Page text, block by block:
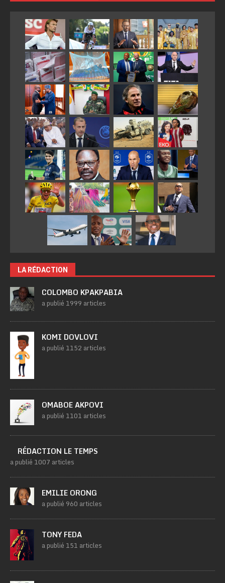
LA RÉDACTION
COLOMBO KPAKPABIA
a publié 1999 articles
KOMI DOVLOVI
a publié 1152 articles
OMABOE AKPOVI
a publié 1101 articles
RÉDACTION LE TEMPS
a publié 1007 articles
EMILIE ORONG
a publié 960 articles
TONY FEDA
a publié 151 articles